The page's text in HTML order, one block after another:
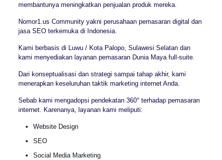
membantunya meningkatkan penjualan produk mereka.
Nomor1.us Community yakni perusahaan pemasaran digital dan
jasa SEO terkemuka di Indonesia.
Kami berbasis di Luwu / Kota Palopo, Sulawesi Selatan dan
kami menyediakan layanan pemasaran Dunia Maya full-suite.
Dari konseptualisasi dan strategi sampai tahap akhir, kami
menerapkan keseluruhan taktik marketing internet Anda.
Sebab kami mengadopsi pendekatan 360° terhadap pemasaran
internet. Karenanya, layanan kami meliputi:
Website Design
SEO
Social Media Marketing